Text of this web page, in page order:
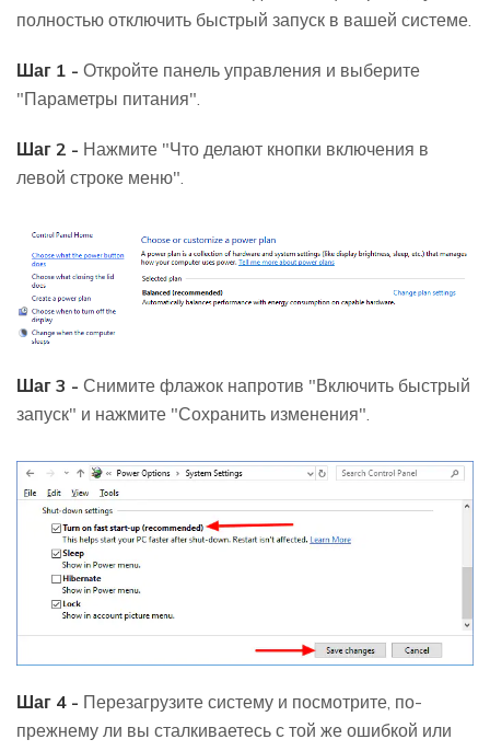
полностью отключить быстрый запуск в вашей системе.
Шаг 1 - Откройте панель управления и выберите
"Параметры питания".
Шаг 2 - Нажмите "Что делают кнопки включения в
левой строке меню".
Шаг 3 - Снимите флажок напротив "Включить быстрый
запуск" и нажмите "Сохранить изменения".
Шаг 4 - Перезагрузите систему и посмотрите, по-
прежнему ли вы сталкиваетесь с той же ошибкой или